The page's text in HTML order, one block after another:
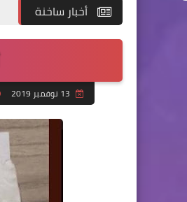
أخبار ساخنة